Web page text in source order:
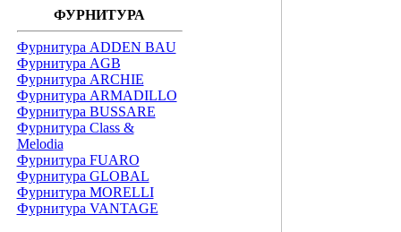
ФУРНИТУРА
Фурнитура ADDEN BAU
Фурнитура AGB
Фурнитура ARCHIE
Фурнитура ARMADILLO
Фурнитура BUSSARE
Фурнитура Class &
Melodia
Фурнитура FUARO
Фурнитура GLOBAL
Фурнитура MORELLI
Фурнитура VANTAGE